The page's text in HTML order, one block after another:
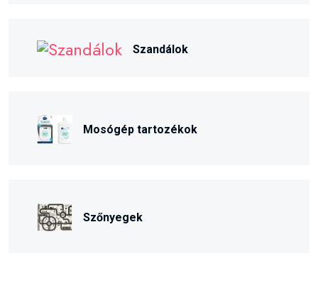
Szandálok
Mosógép tartozékok
Szőnyegek